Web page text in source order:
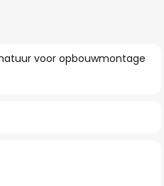
voor opbouwmontage